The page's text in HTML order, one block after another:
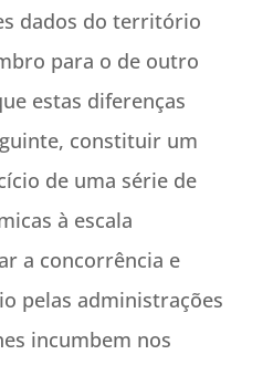
dados do território
para o de outro
estas diferenças
constituir um
de uma série de
à escala
a concorrência e
pelas administrações
incumbem nos